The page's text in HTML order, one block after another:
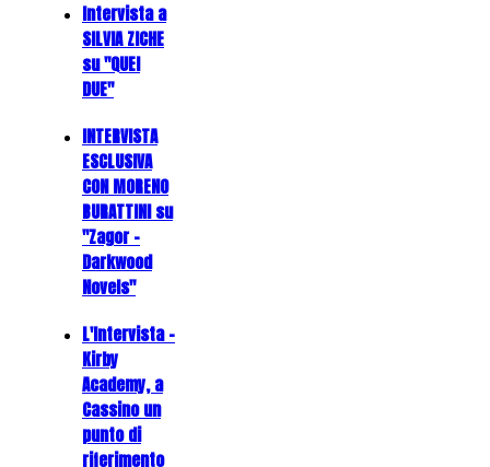
Intervista a
SILVIA ZICHE
su "QUEI
DUE"
INTERVISTA
ESCLUSIVA
CON MORENO
BURATTINI su
"Zagor -
Darkwood
Novels"
L'Intervista -
Kirby
Academy, a
Cassino un
punto di
riferimento